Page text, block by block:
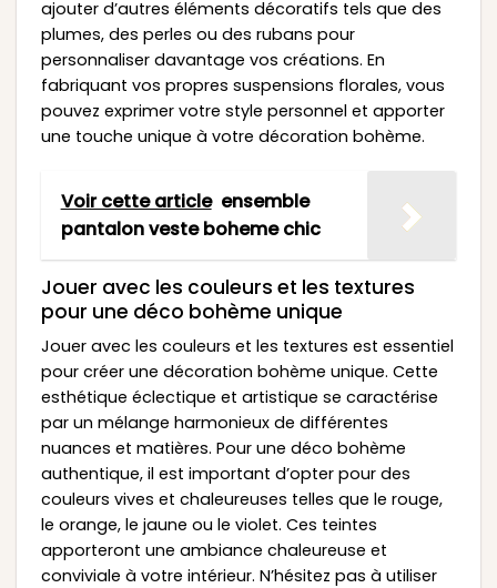
ajouter d’autres éléments décoratifs tels que des
plumes, des perles ou des rubans pour
personnaliser davantage vos créations. En
fabriquant vos propres suspensions florales, vous
pouvez exprimer votre style personnel et apporter
une touche unique à votre décoration bohème.
Voir cette article ensemble
pantalon veste boheme chic
Jouer avec les couleurs et les textures
pour une déco bohème unique
Jouer avec les couleurs et les textures est essentiel
pour créer une décoration bohème unique. Cette
esthétique éclectique et artistique se caractérise
par un mélange harmonieux de différentes
nuances et matières. Pour une déco bohème
authentique, il est important d’opter pour des
couleurs vives et chaleureuses telles que le rouge,
le orange, le jaune ou le violet. Ces teintes
apporteront une ambiance chaleureuse et
conviviale à votre intérieur. N’hésitez pas à utiliser